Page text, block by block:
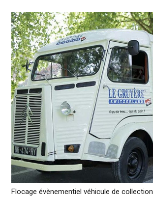
Flocage évènementiel véhicule de collection